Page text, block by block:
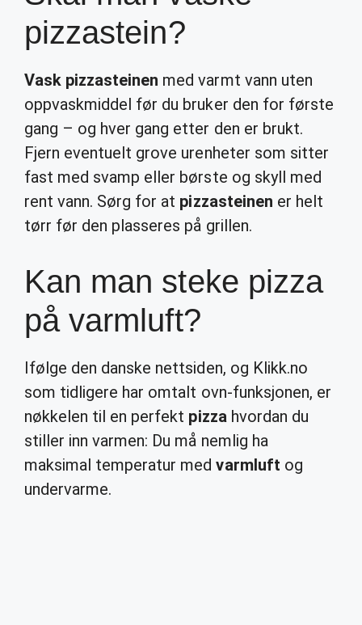
pizzastein?
Vask pizzasteinen med varmt vann uten
oppvaskmiddel før du bruker den for første
gang – og hver gang etter den er brukt.
Fjern eventuelt grove urenheter som sitter
fast med svamp eller børste og skyll med
rent vann. Sørg for at pizzasteinen er helt
tørr før den plasseres på grillen.
Kan man steke pizza
på varmluft?
Ifølge den danske nettsiden, og Klikk.no
som tidligere har omtalt ovn-funksjonen, er
nøkkelen til en perfekt pizzahvordan du
stiller inn varmen: Du må nemlig ha
maksimal temperatur medvarmluft og
undervarme.